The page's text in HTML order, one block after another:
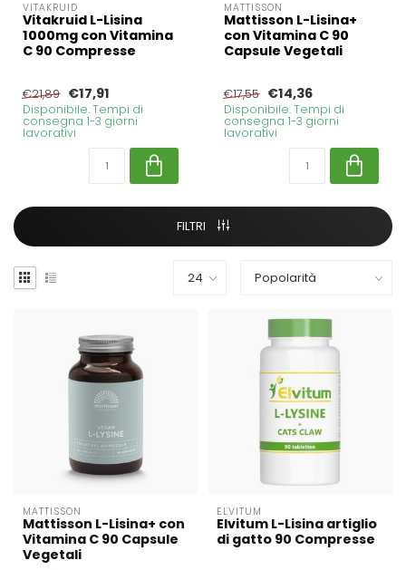
VITAKRUID
Vitakruid L-Lisina
1000mg con Vitamina
C 90 Compresse
€21,89 €17,91
Disponibile. Tempi di
consegna 1-3 giorni
lavorativi
MATTISSON
Mattisson L-Lisina+
con Vitamina C 90
Capsule Vegetali
€17,55 €14,36
Disponibile. Tempi di
consegna 1-3 giorni
lavorativi
FILTRI
MATTISSON
Mattisson L-Lisina+ con
Vitamina C 90 Capsule
Vegetali
ELVITUM
Elvitum L-Lisina artiglio
di gatto 90 Compresse